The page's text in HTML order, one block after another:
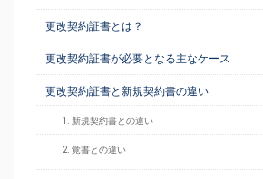
更改契約証書とは？
更改契約証書が必要となる主なケース
更改契約証書と新規契約書の違い
1. 新規契約書との違い
2. 覚書との違い